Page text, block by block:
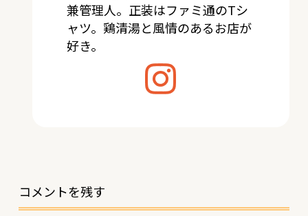
兼管理人。正装はファミ通のTシ
ャツ。鶏清湯と風情のあるお店が
好き。
コメントを残す